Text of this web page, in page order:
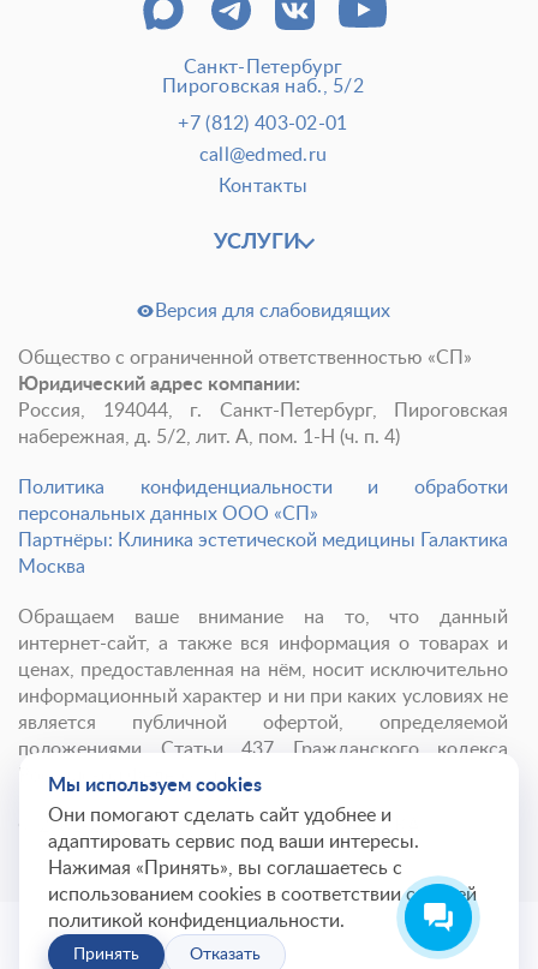
Санкт-Петербург
Пироговская наб., 5/2
+7 (812) 403-02-01
call@edmed.ru
Контакты
УСЛУГИ
Версия для слабовидящих
Общество с ограниченной ответственностью «СП»
Юридический адрес компании:
Россия, 194044, г. Санкт-Петербург, Пироговская
набережная, д. 5/2, лит. А, пом. 1-Н (ч. п. 4)
Политика конфиденциальности и обработки
персональных данных ООО «СП»
Партнёры: Клиника эстетической медицины Галактика
Москва
Обращаем ваше внимание на то, что данный
интернет-сайт, а также вся информация о товарах и
ценах, предоставленная на нём, носит исключительно
информационный характер и ни при каких условиях не
является публичной офертой, определяемой
положениями Статьи 437 Гражданского кодекса
Российской Федерации.
© 2001- 2026Институт красоты ГАЛАКТИКА
Мы используем cookies
Они помогают сделать сайт удобнее и
адаптировать сервис под ваши интересы.
Нажимая «Принять», вы соглашаетесь с
использованием cookies в соответствии с нашей
политикой конфиденциальности.
Принять Отказать